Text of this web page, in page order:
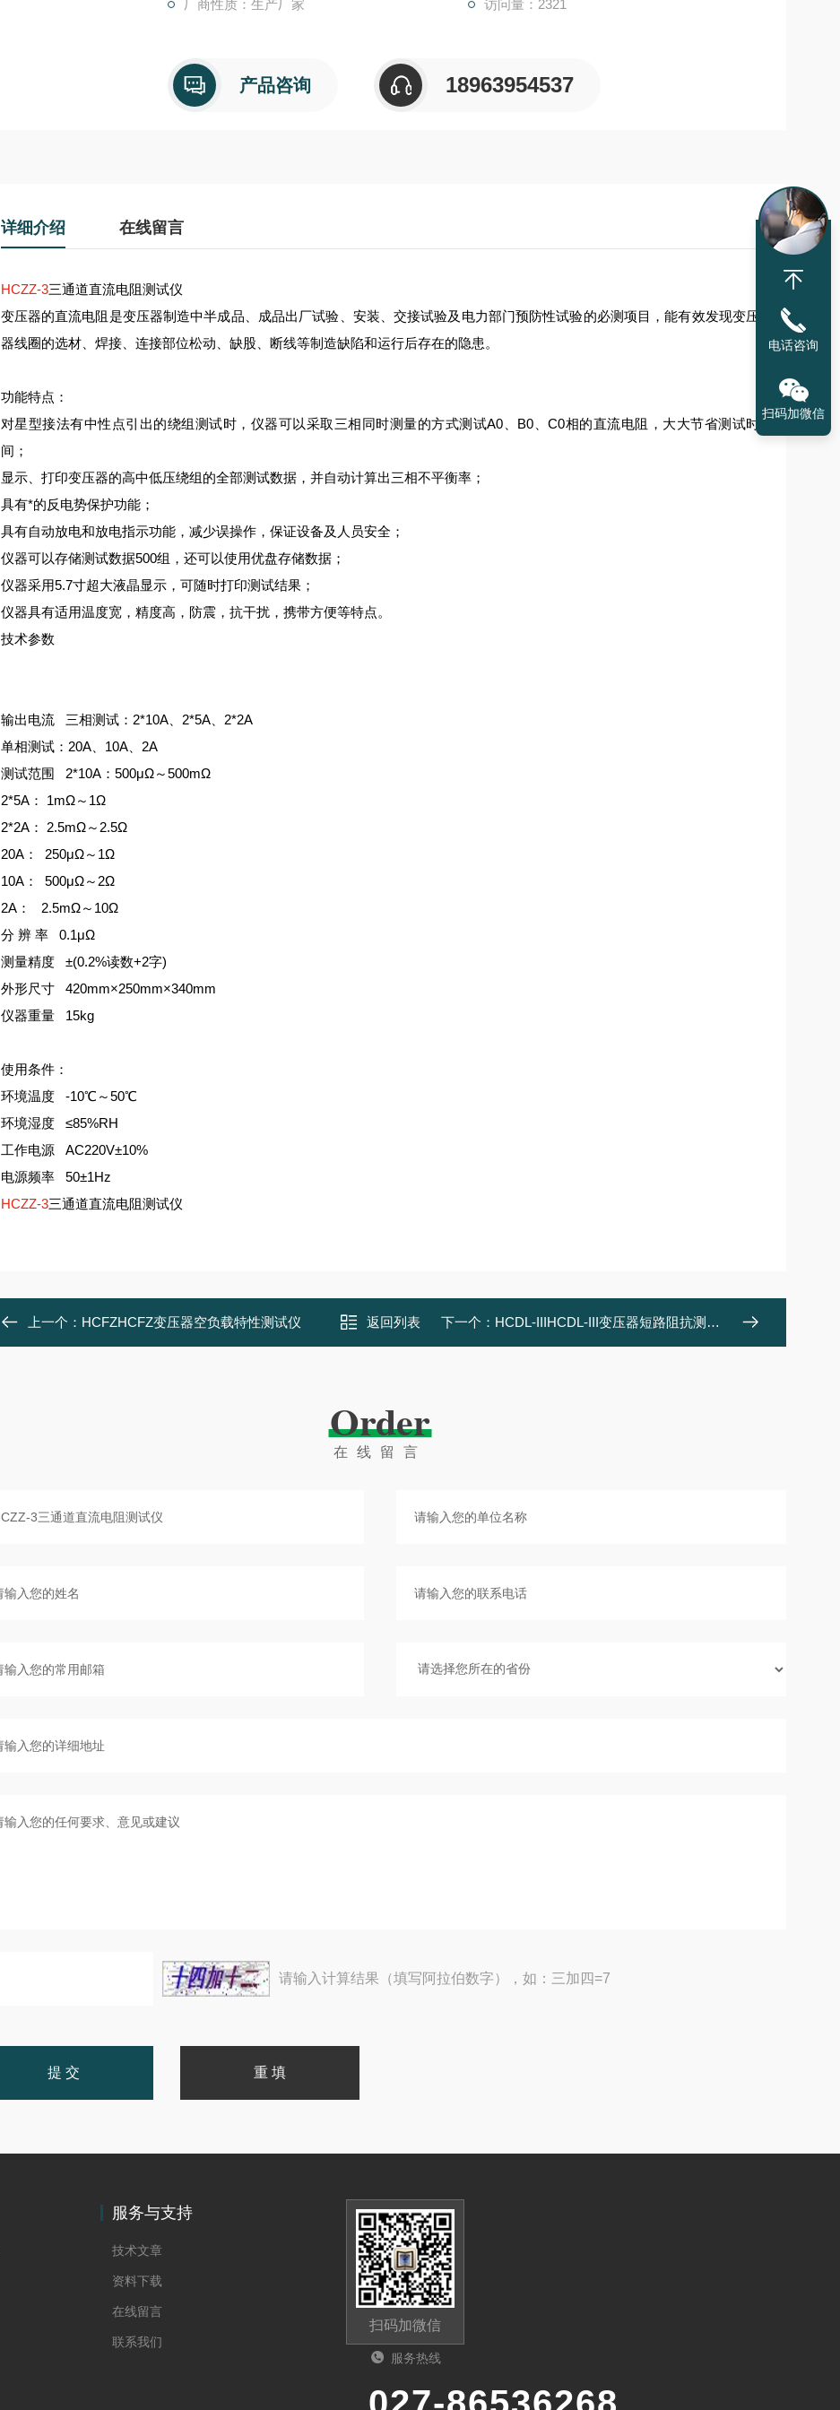
对星型接法有中性点引出的绕组测试时，仪器可以采取三相同时测量的方式测试A0、B0、C0相的
直流电阻，大大节省测试时间；
厂商性质：生产厂家 访问量：2321
产品咨询 18963954537
详细介绍 在线留言
HCZZ-3三通道直流电阻测试仪
变压器的直流电阻是变压器制造中半成品、成品出厂试验、安装、交接试验及电力部门预防性试验的必测项目，能有效发现变压
器线圈的选材、焊接、连接部位松动、缺股、断线等制造缺陷和运行后存在的隐患。
功能特点：
对星型接法有中性点引出的绕组测试时，仪器可以采取三相同时测量的方式测试A0、B0、C0相的直流电阻，大大节省测试时
间；
显示、打印变压器的高中低压绕组的全部测试数据，并自动计算出三相不平衡率；
具有*的反电势保护功能；
具有自动放电和放电指示功能，减少误操作，保证设备及人员安全；
仪器可以存储测试数据500组，还可以使用优盘存储数据；
仪器采用5.7寸超大液晶显示，可随时打印测试结果；
仪器具有适用温度宽，精度高，防震，抗干扰，携带方便等特点。
技术参数
输出电流 三相测试：2*10A、2*5A、2*2A
单相测试：20A、10A、2A
测试范围 2*10A：500μΩ～500mΩ
2*5A： 1mΩ～1Ω
2*2A： 2.5mΩ～2.5Ω
20A： 250μΩ～1Ω
10A： 500μΩ～2Ω
2A： 2.5mΩ～10Ω
分 辨 率 0.1μΩ
测量精度 ±(0.2%读数+2字)
外形尺寸 420mm×250mm×340mm
仪器重量 15kg
使用条件：
环境温度 -10℃～50℃
环境湿度 ≤85%RH
工作电源 AC220V±10%
电源频率 50±1Hz
HCZZ-3三通道直流电阻测试仪
上一个： HCFZHCFZ变压器空负载特性测试仪 返回列表 下一个： HCDL-IIIHCDL-III变压器短路阻抗测试仪（三相）
Order
在线留言
请输入计算结果（填写阿拉伯数字），如：三加四=7
服务与支持
技术文章
资料下载
在线留言
联系我们
扫码加微信
服务热线
电话咨询
扫码加微信